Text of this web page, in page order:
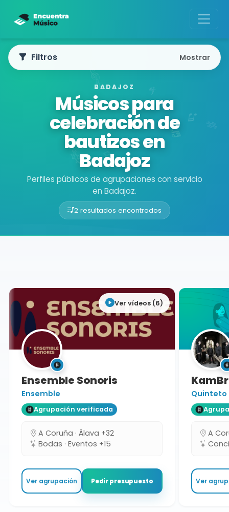
BADAJOZ
Músicos para
celebración de
bautizos en
Badajoz
Perfiles públicos de agrupaciones con servicio
en Badajoz.
2 resultados encontrados
Buscador de músicos
Filtros Mostrar
Ver vídeos (6)
Ensemble Sonoris
Ensemble
Agrupación verificada
A Coruña · Álava +32
Bodas · Eventos +15
Ver agrupación Pedir presupuesto
Quinteto
A
Ver